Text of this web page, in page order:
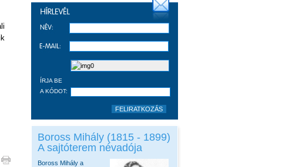
ÍRJA BE
A KÓDOT:
Boross Mihály (1815 - 1899)
A sajtóterem névadója
Boross Mihály a